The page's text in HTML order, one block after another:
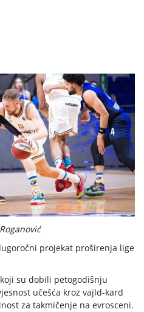
projekat proširenja lige
su dobili petogodišnju
učešća kroz vajld-kard
za takmičenje na evrosceni.